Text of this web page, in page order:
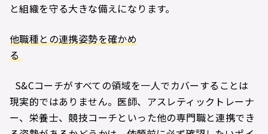
と組織を守る大きな備えになります。
他職種との連携姿勢を確かめ
る
S&Cコーチがすべての領域を一人でカバーすることは
現実的ではありません。医師、アスレティックトレーナ
ー、栄養士、競技コーチといった他の専門職と連携でき